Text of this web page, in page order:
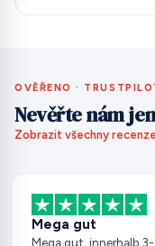
OVĚŘENO ·
Nevěřte nám
Zobrazit všechny
Mega gut
Mega gut, innerhalb